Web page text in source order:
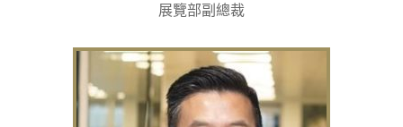
展覽部副總裁